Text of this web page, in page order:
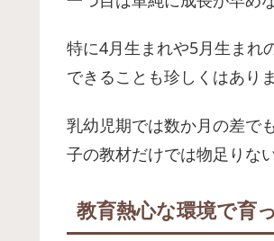
特に4月生まれや5月生まれ
できることも珍しくはありま
乳幼児期では数か月の差で
子の教材だけでは物足りな
教育熱心な環境で育